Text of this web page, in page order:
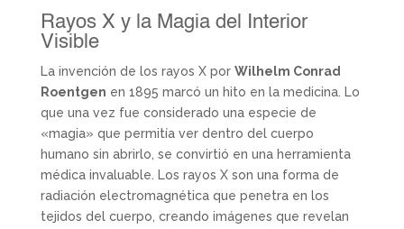
Rayos X y la Magia del Interior
Visible
La invención de los rayos X por Wilhelm Conrad
Roentgen en 1895 marcó un hito en la medicina. Lo
que una vez fue considerado una especie de
«magia» que permitía ver dentro del cuerpo
humano sin abrirlo, se convirtió en una herramienta
médica invaluable. Los rayos X son una forma de
radiación electromagnética que penetra en los
tejidos del cuerpo, creando imágenes que revelan